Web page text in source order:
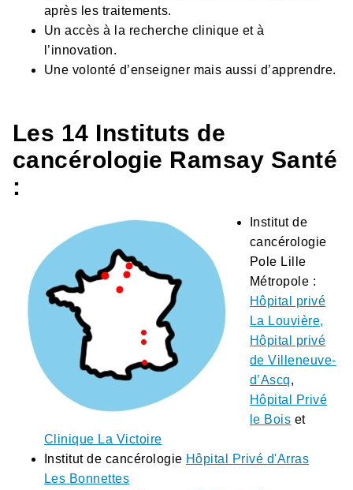
après les traitements.
Un accès à la recherche clinique et à
l’innovation.
Une volonté d’enseigner mais aussi d’apprendre.
Les 14 Instituts de
cancérologie Ramsay Santé
:
Institut de
cancérologie
Pole Lille
Métropole :
Hôpital privé
La Louvière,
Hôpital privé
de Villeneuve-
d’Ascq,
Hôpital Privé
le Bois et
Clinique La Victoire
Institut de cancérologie Hôpital Privé d'Arras
Les Bonnettes